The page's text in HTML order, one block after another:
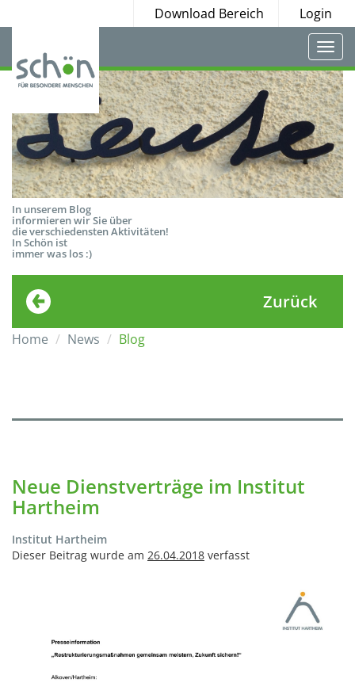
Download Bereich Login
In unserem Blog
informieren wir Sie über
die verschiedensten Aktivitäten!
In Schön ist
immer was los :)
Zurück
Home News Blog
Neue Dienstverträge im Institut
Hartheim
Institut Hartheim
Dieser Beitrag wurde am 26.04.2018 verfasst